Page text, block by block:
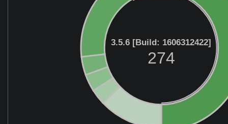
3.5.6 [Build: 1606312422]
274